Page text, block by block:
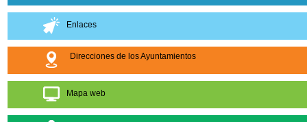
Enlaces
Direcciones de los Ayuntamientos
Mapa web